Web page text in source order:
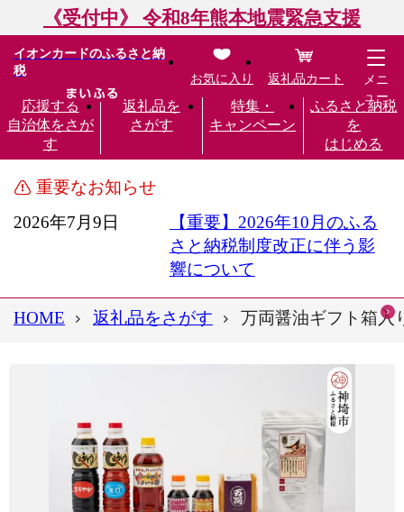
《受付中》 令和8年熊本地震緊急支援
イオンカードのふるさと納
税
応援する
自治体をさが
す
返礼品を
さがす
特集・
キャンペーン
ふるさと納税
を
はじめる
お気に入り 返礼品カート
メニ
ュー
重要なお知らせ
2026年7月9日
【重要】2026年10月のふる
さと納税制度改正に伴う影
響について
HOME 返礼品をさがす 万両醤油ギフト箱入